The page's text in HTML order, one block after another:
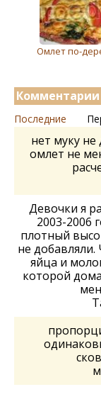
Омлет по-
Последние
нет муку не
омлет не
Девочки я
2003-2006
плотный
не
яйца и
которой